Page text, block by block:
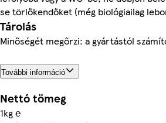
se törlőkendőket (még biológiailag
Tárolás
Minőségét megőrzi: a gyártástól
További információ
Nettó tömeg
1kg ℮